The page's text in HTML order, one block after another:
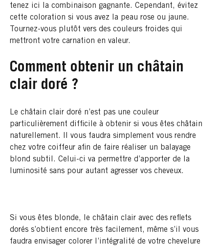
tenez ici la combinaison gagnante. Cependant, évitez
cette coloration si vous avez la peau rose ou jaune.
Tournez-vous plutôt vers des couleurs froides qui
mettront votre carnation en valeur.
Comment obtenir un châtain
clair doré ?
Le châtain clair doré n’est pas une couleur
particulièrement difficile à obtenir si vous êtes châtain
naturellement. Il vous faudra simplement vous rendre
chez votre coiffeur afin de faire réaliser un balayage
blond subtil. Celui-ci va permettre d’apporter de la
luminosité sans pour autant agresser vos cheveux.
Si vous êtes blonde, le châtain clair avec des reflets
dorés s’obtient encore très facilement, même s’il vous
faudra envisager colorer l’intégralité de votre chevelure